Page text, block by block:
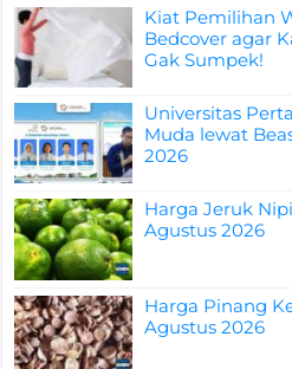
Kiat Pemilihan
Bedcover agar
Gak Sumpek!
Universitas
Muda lewat
2026
Harga Jeruk
Agustus 2026
Harga Pinang
Agustus 2026